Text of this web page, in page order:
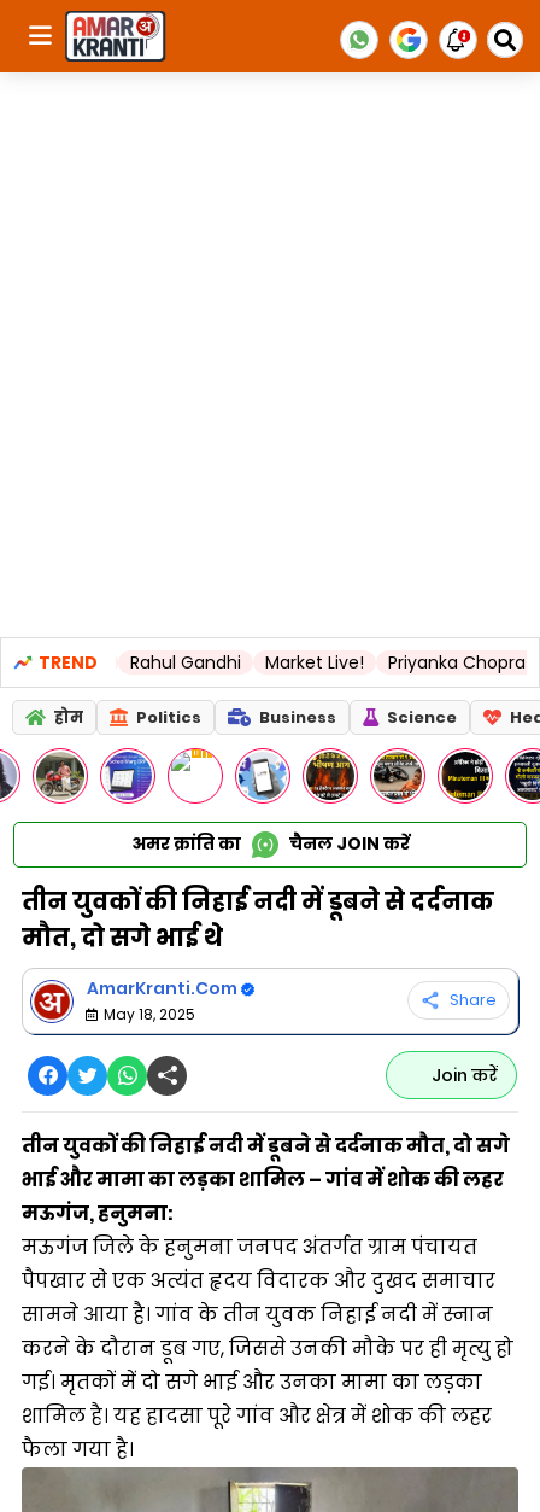
TREND
LSG Rahul Gandhi Market Live! Priyanka Chopra
होम Politics Business Science
अमर क्रांति का चैनल JOIN करें
तीन युवकों की निहाई नदी में डूबने से दर्दनाक
मौत, दो सगे भाई थे
AmarKranti.Com
May 18, 2025
Share
Join करें
तीन युवकों की निहाई नदी में डूबने से दर्दनाक मौत, दो सगे
भाई और मामा का लड़का शामिल – गांव में शोक की लहर
मऊगंज, हनुमना:
मऊगंज जिले के हनुमना जनपद अंतर्गत ग्राम पंचायत
पैपखार से एक अत्यंत हृदय विदारक और दुखद समाचार
सामने आया है। गांव के तीन युवक निहाई नदी में स्नान
करने के दौरान डूब गए, जिससे उनकी मौके पर ही मृत्यु हो
गई। मृतकों में दो सगे भाई और उनका मामा का लड़का
शामिल है। यह हादसा पूरे गांव और क्षेत्र में शोक की लहर
फैला गया है।